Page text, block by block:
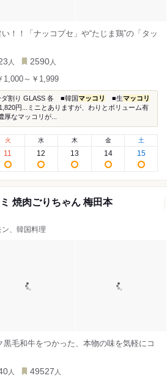
！！「ナッコプセ」や“たじま鶏”の「タッ
人 2590 人
1,000～￥1,999
割り GLASS 各 ■韓国マッコリ ■生マッコリ
円...ミニとありますが、わりとボリューム有
厚なマッコリが...
火
11
水
12
木
13
金
14
土
15
焼肉ごりちゃん 梅田本
、韓国料理
毛和牛をつかった、本物の味を気軽にコ
人 49527 人